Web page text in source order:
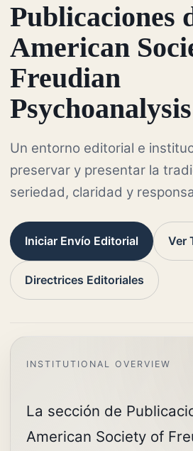
Publicaciones
American
Freudian
Psychoanalysis
Un entorno editorial e
preservar y presentar la
seriedad, claridad y
Iniciar Envío Editorial Ver
Directrices Editoriales
La sección de
American Society of